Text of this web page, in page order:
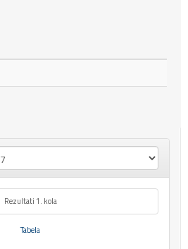
Rezultati 1. kola
Tabela